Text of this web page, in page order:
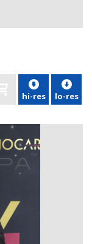
hi-res lo-res